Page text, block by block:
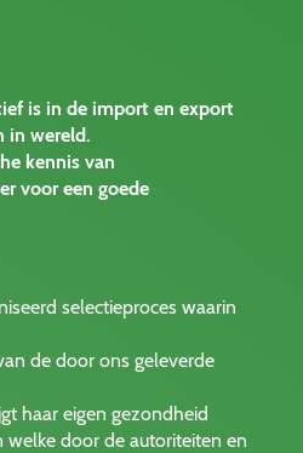
is in de import en export
in wereld.
kennis van
voor een goede
selectieproces waarin
de door ons geleverde
haar eigen gezondheid
door de autoriteiten en